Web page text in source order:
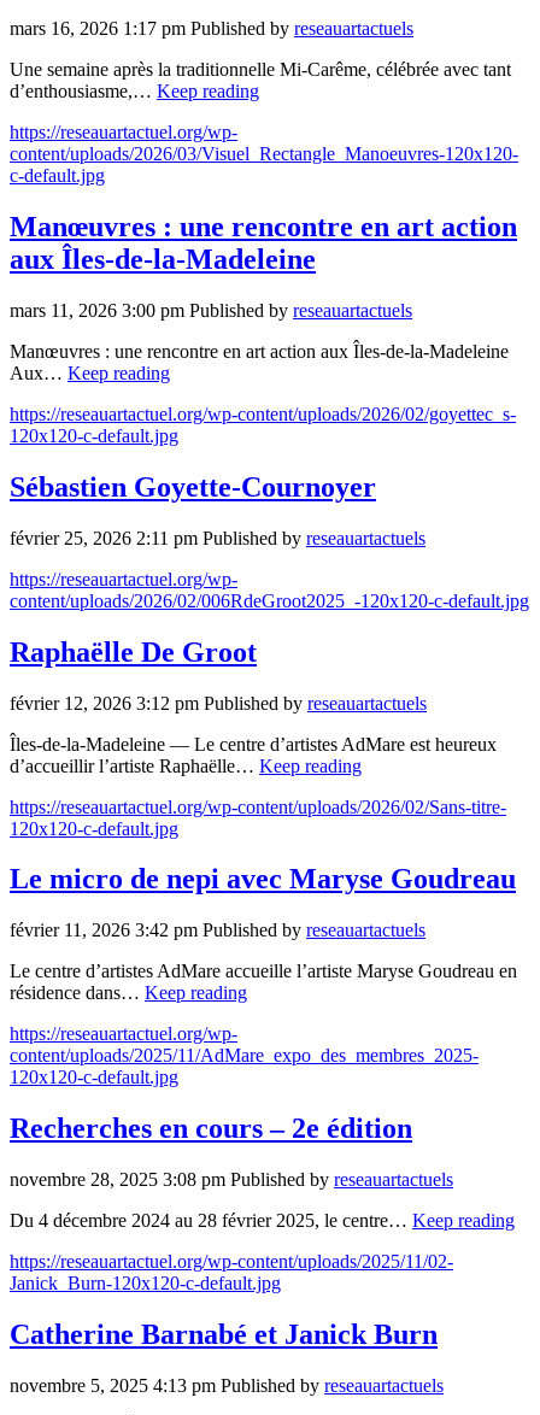
mars 16, 2026 1:17 pm Published by reseauartactuels
Une semaine après la traditionnelle Mi-Carême, célébrée avec tant
d’enthousiasme,… Keep reading
https://reseauartactuel.org/wp-
content/uploads/2026/03/Visuel_Rectangle_Manoeuvres-120x120-
c-default.jpg
Manœuvres : une rencontre en art action
aux Îles-de-la-Madeleine
mars 11, 2026 3:00 pm Published by reseauartactuels
Manœuvres : une rencontre en art action aux Îles-de-la-Madeleine
Aux… Keep reading
https://reseauartactuel.org/wp-content/uploads/2026/02/goyettec_s-
120x120-c-default.jpg
Sébastien Goyette-Cournoyer
février 25, 2026 2:11 pm Published by reseauartactuels
https://reseauartactuel.org/wp-
content/uploads/2026/02/006RdeGroot2025_-120x120-c-default.jpg
Raphaëlle De Groot
février 12, 2026 3:12 pm Published by reseauartactuels
Îles-de-la-Madeleine — Le centre d’artistes AdMare est heureux
d’accueillir l’artiste Raphaëlle… Keep reading
https://reseauartactuel.org/wp-content/uploads/2026/02/Sans-titre-
120x120-c-default.jpg
Le micro de nepi avec Maryse Goudreau
février 11, 2026 3:42 pm Published by reseauartactuels
Le centre d’artistes AdMare accueille l’artiste Maryse Goudreau en
résidence dans… Keep reading
https://reseauartactuel.org/wp-
content/uploads/2025/11/AdMare_expo_des_membres_2025-
120x120-c-default.jpg
Recherches en cours – 2e édition
novembre 28, 2025 3:08 pm Published by reseauartactuels
Du 4 décembre 2024 au 28 février 2025, le centre… Keep reading
https://reseauartactuel.org/wp-content/uploads/2025/11/02-
Janick_Burn-120x120-c-default.jpg
Catherine Barnabé et Janick Burn
novembre 5, 2025 4:13 pm Published by reseauartactuels